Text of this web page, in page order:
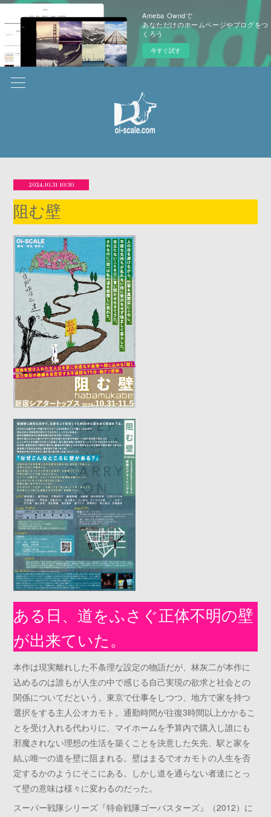
Ameba Owndで
あなただけのホームページやブログをつ
くろう
今すぐ試す
2024.10.31 10:30
阻む壁
ある日、道をふさぐ正体不明の壁
が出来ていた。
本作は現実離れした不条理な設定の物語だが、林灰二が本作に
込めるのは誰もが人生の中で感じる自己実現の欲求と社会との
関係についてだという。東京で仕事をしつつ、地方で家を持つ
選択をする主人公オカモト。通勤時間が往復3時間以上かかるこ
とを受け入れる代わりに、マイホームを予算内で購入し誰にも
邪魔されない理想の生活を築くことを決意した矢先、駅と家を
結ぶ唯一の道を壁に阻まれる。壁はまるでオカモトの人生を否
定するかのようにそこにある。しかし道を通らない者達にとっ
て壁の意味は様々に変わるのだった。
スーパー戦隊シリーズ『特命戦隊ゴーバスターズ』（2012）に